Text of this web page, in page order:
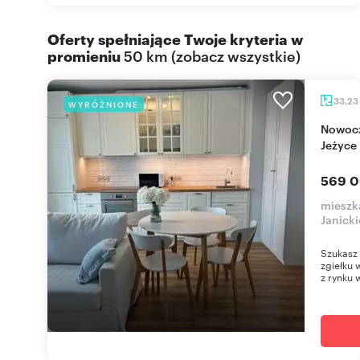
Oferty spełniające Twoje kryteria w
promieniu50 km (zobacz wszystkie)
WYRÓŻNIONE 33,23
Nowoczesne 2-pokojowe mieszkanie w Wieży
569
zgiełku
z rynku